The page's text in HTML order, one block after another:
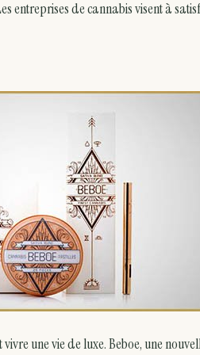
entreprises de cannabis visent à
une vie de luxe. Beboe, une